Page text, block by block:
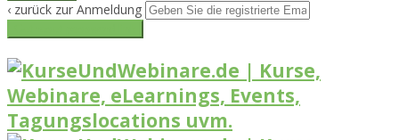
‹ zurück zur Anmeldung